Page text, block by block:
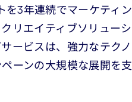
を3年連続でマーケティ
リエイティブソリュー
ービスは、強力なテク
ーンの大規模な展開を支